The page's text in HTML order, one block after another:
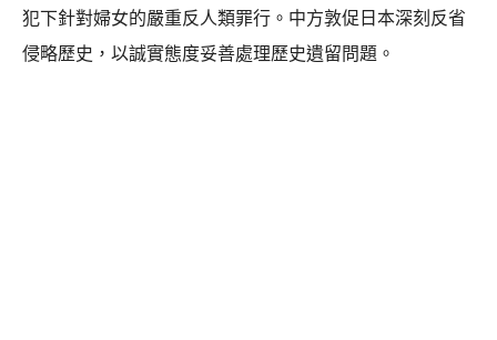
犯下針對婦女的嚴重反人類罪行。中方敦促日本深刻反省
侵略歷史，以誠實態度妥善處理歷史遺留問題。